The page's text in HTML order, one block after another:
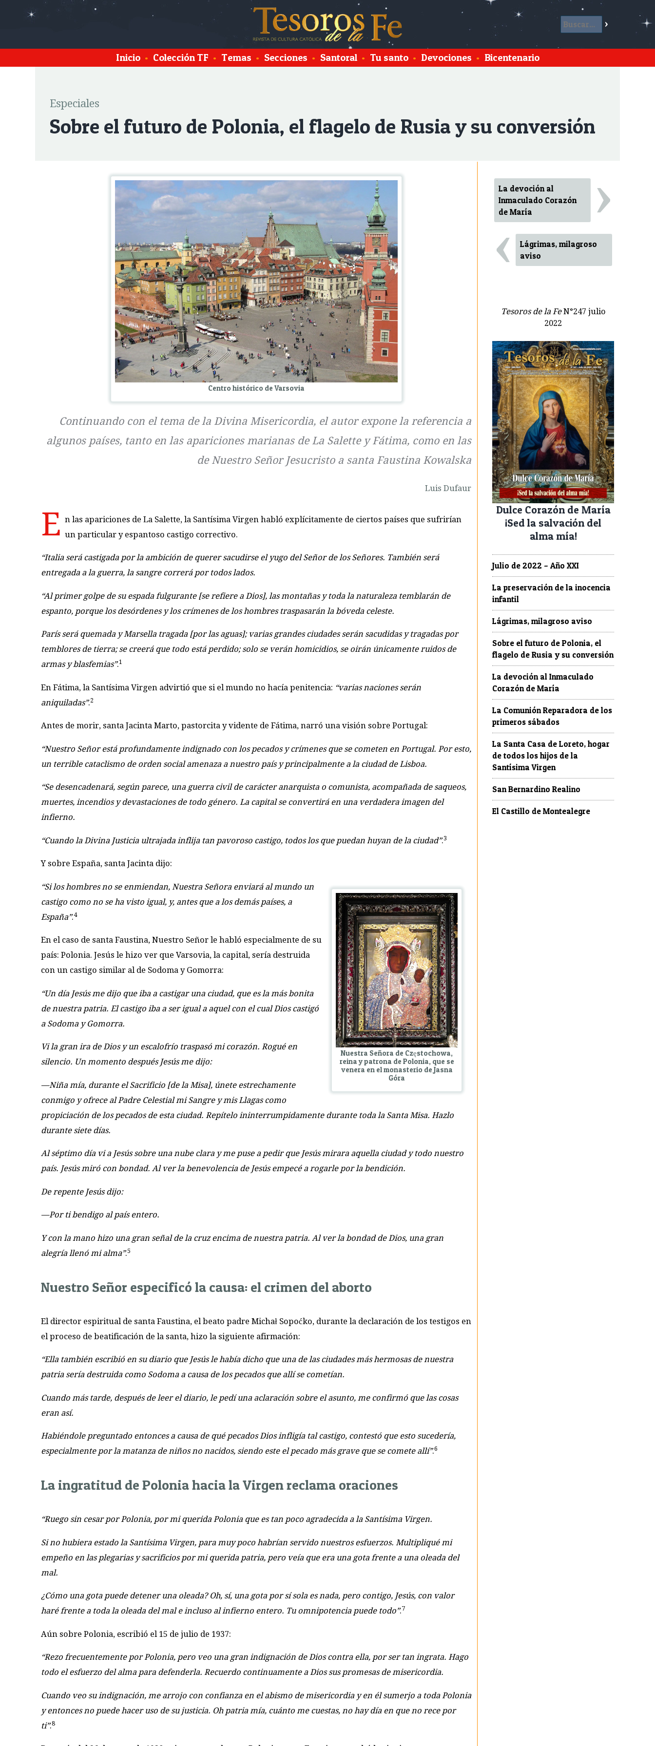
Inicio • Colección TF • Temas • Secciones • Santoral • Tu santo • Devociones • Bicentenario
Especiales
Sobre el futuro de Polonia, el flagelo de Rusia y su conversión
Centro histórico de Varsovia
Continuando con el tema de la Divina Misericordia, el autor expone la referencia a
algunos países, tanto en las apariciones marianas de La Salette y Fátima, como en las
de Nuestro Señor Jesucristo a santa Faustina Kowalska
Luis Dufaur
E n las apariciones de La Salette, la Santísima Virgen habló explícitamente de ciertos países que sufrirían
un particular y espantoso castigo correctivo.
“Italia será castigada por la ambición de querer sacudirse el yugo del Señor de los Señores. También será
entregada a la guerra, la sangre correrá por todos lados.
“Al primer golpe de su espada fulgurante [se refiere a Dios], las montañas y toda la naturaleza temblarán de
espanto, porque los desórdenes y los crímenes de los hombres traspasarán la bóveda celeste.
París será quemada y Marsella tragada [por las aguas]; varias grandes ciudades serán sacudidas y tragadas por
temblores de tierra; se creerá que todo está perdido; solo se verán homicidios, se oirán únicamente ruidos de
armas y blasfemias”.1
En Fátima, la Santísima Virgen advirtió que si el mundo no hacía penitencia: “varias naciones serán
aniquiladas”.2
Antes de morir, santa Jacinta Marto, pastorcita y vidente de Fátima, narró una visión sobre Portugal:
“Nuestro Señor está profundamente indignado con los pecados y crímenes que se cometen en Portugal. Por esto,
un terrible cataclismo de orden social amenaza a nuestro país y principalmente a la ciudad de Lisboa.
“Se desencadenará, según parece, una guerra civil de carácter anarquista o comunista, acompañada de saqueos,
muertes, incendios y devastaciones de todo género. La capital se convertirá en una verdadera imagen del
infierno.
“Cuando la Divina Justicia ultrajada inflija tan pavoroso castigo, todos los que puedan huyan de la ciudad”.3
Y sobre España, santa Jacinta dijo:
Nuestra Señora de Częstochowa,
reina y patrona de Polonia, que se
venera en el monasterio de Jasna
Góra
“Si los hombres no se enmiendan, Nuestra Señora enviará al mundo un
castigo como no se ha visto igual, y, antes que a los demás países, a
España”.4
En el caso de santa Faustina, Nuestro Señor le habló especialmente de su
país: Polonia. Jesús le hizo ver que Varsovia, la capital, sería destruida
con un castigo similar al de Sodoma y Gomorra:
“Un día Jesús me dijo que iba a castigar una ciudad, que es la más bonita
de nuestra patria. El castigo iba a ser igual a aquel con el cual Dios castigó
a Sodoma y Gomorra.
Vi la gran ira de Dios y un escalofrío traspasó mi corazón. Rogué en
silencio. Un momento después Jesús me dijo:
—Niña mía, durante el Sacrificio [de la Misa], únete estrechamente
conmigo y ofrece al Padre Celestial mi Sangre y mis Llagas como
propiciación de los pecados de esta ciudad. Repítelo ininterrumpidamente durante toda la Santa Misa. Hazlo
durante siete días.
Al séptimo día vi a Jesús sobre una nube clara y me puse a pedir que Jesús mirara aquella ciudad y todo nuestro
país. Jesús miró con bondad. Al ver la benevolencia de Jesús empecé a rogarle por la bendición.
De repente Jesús dijo:
—Por ti bendigo al país entero.
Y con la mano hizo una gran señal de la cruz encima de nuestra patria. Al ver la bondad de Dios, una gran
alegría llenó mi alma”.5
Nuestro Señor especificó la causa: el crimen del aborto
El director espiritual de santa Faustina, el beato padre Michał Sopoćko, durante la declaración de los testigos en
el proceso de beatificación de la santa, hizo la siguiente afirmación:
“Ella también escribió en su diario que Jesús le había dicho que una de las ciudades más hermosas de nuestra
patria sería destruida como Sodoma a causa de los pecados que allí se cometían.
Cuando más tarde, después de leer el diario, le pedí una aclaración sobre el asunto, me confirmó que las cosas
eran así.
Habiéndole preguntado entonces a causa de qué pecados Dios infligía tal castigo, contestó que esto sucedería,
especialmente por la matanza de niños no nacidos, siendo este el pecado más grave que se comete allí”.6
La ingratitud de Polonia hacia la Virgen reclama oraciones
“Ruego sin cesar por Polonia, por mi querida Polonia que es tan poco agradecida a la Santísima Virgen.
Si no hubiera estado la Santísima Virgen, para muy poco habrían servido nuestros esfuerzos. Multipliqué mi
empeño en las plegarias y sacrificios por mi querida patria, pero veía que era una gota frente a una oleada del
mal.
¿Cómo una gota puede detener una oleada? Oh, sí, una gota por sí sola es nada, pero contigo, Jesús, con valor
haré frente a toda la oleada del mal e incluso al infierno entero. Tu omnipotencia puede todo”.7
Aún sobre Polonia, escribió el 15 de julio de 1937:
“Rezo frecuentemente por Polonia, pero veo una gran indignación de Dios contra ella, por ser tan ingrata. Hago
todo el esfuerzo del alma para defenderla. Recuerdo continuamente a Dios sus promesas de misericordia.
Cuando veo su indignación, me arrojo con confianza en el abismo de misericordia y en él sumerjo a toda Polonia
y entonces no puede hacer uso de su justicia. Oh patria mía, cuánto me cuestas, no hay día en que no rece por
ti”.8
La devoción al
Inmaculado Corazón
de María
›
‹
Lágrimas, milagroso
aviso
Tesoros de la FeN°247 julio
2022
Dulce Corazón de María
¡Sed la salvación del
alma mía!
Julio de 2022 – Año XXI
La preservación de la inocencia
infantil
Lágrimas, milagroso aviso
Sobre el futuro de Polonia, el
flagelo de Rusia y su conversión
La devoción al Inmaculado
Corazón de María
La Comunión Reparadora de los
primeros sábados
La Santa Casa de Loreto, hogar
de todos los hijos de la
Santísima Virgen
San Bernardino Realino
El Castillo de Montealegre